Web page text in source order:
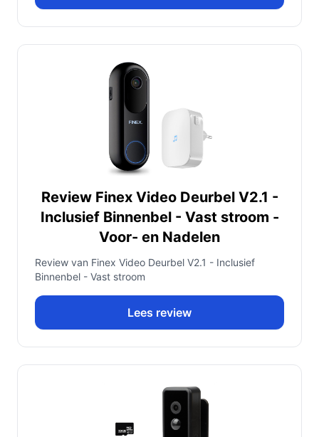
Review Finex Video Deurbel V2.1 -
Inclusief Binnenbel - Vast stroom -
Voor- en Nadelen
Review van Finex Video Deurbel V2.1 - Inclusief
Binnenbel - Vast stroom
Lees review